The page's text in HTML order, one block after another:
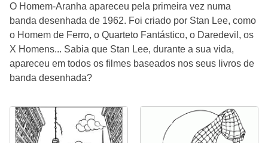
O Homem-Aranha apareceu pela primeira vez numa
banda desenhada de 1962. Foi criado por Stan Lee, como
o Homem de Ferro, o Quarteto Fantástico, o Daredevil, os
X Homens... Sabia que Stan Lee, durante a sua vida,
apareceu em todos os filmes baseados nos seus livros de
banda desenhada?